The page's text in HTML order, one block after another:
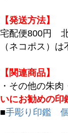
【発送方法】
宅配便800円
（ネコポス）
【関連商品】
・その他の朱肉
いにお勧めの印
■手彫り印鑑